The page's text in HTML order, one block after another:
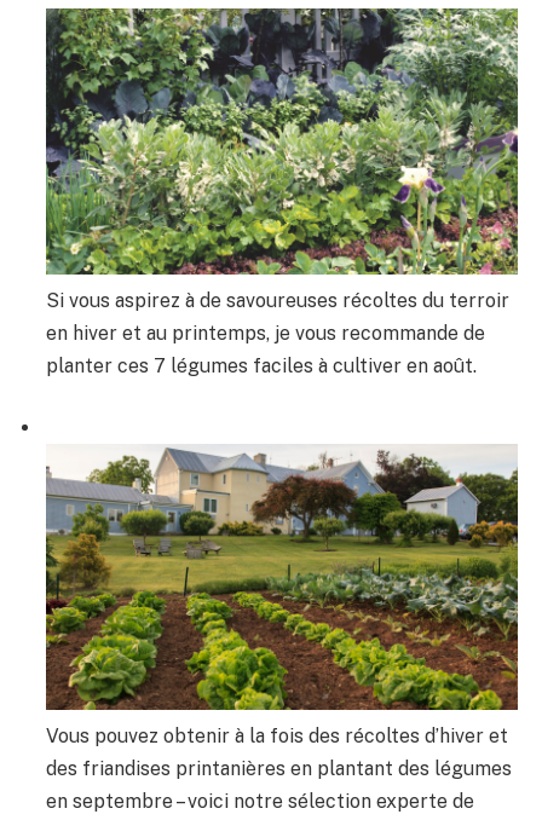
Si vous aspirez à de savoureuses récoltes du terroir
en hiver et au printemps, je vous recommande de
planter ces 7 légumes faciles à cultiver en août.
Vous pouvez obtenir à la fois des récoltes d’hiver et
des friandises printanières en plantant des légumes
en septembre – voici notre sélection experte de